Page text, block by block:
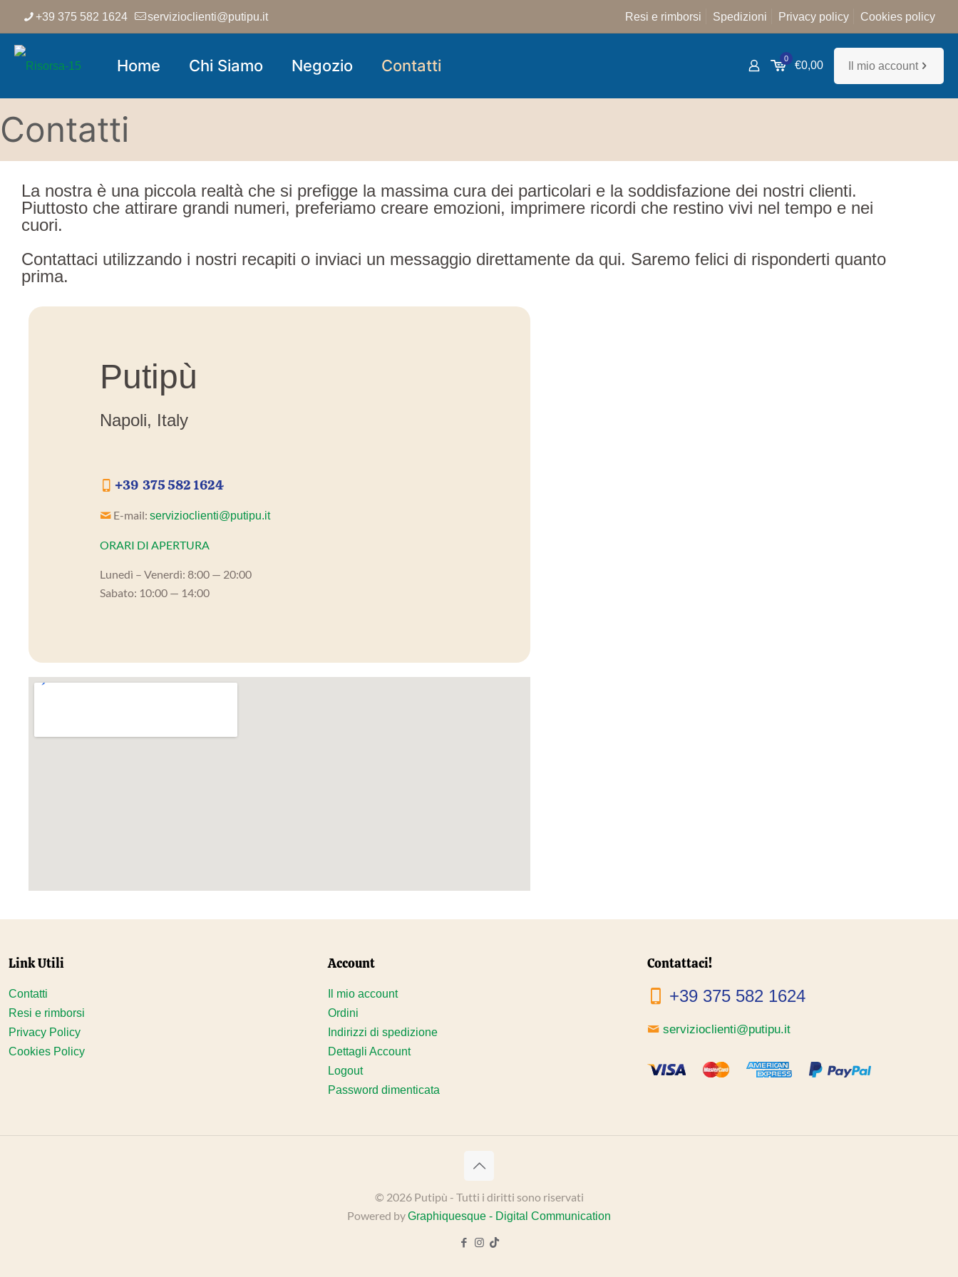
+39 375 582 1624 servizioclienti@putipu.it Resi e rimborsi Spedizioni Privacy policy Cookies policy
Home Chi Siamo Negozio Contatti 0
€0,00 Il mio account
Contatti
La nostra è una piccola realtà che si prefigge la massima cura dei particolari e la soddisfazione dei nostri clienti.
Piuttosto che attirare grandi numeri, preferiamo creare emozioni, imprimere ricordi che restino vivi nel tempo e nei
cuori.
Contattaci utilizzando i nostri recapiti o inviaci un messaggio direttamente da qui. Saremo felici di risponderti quanto
prima.
Putipù
Napoli, Italy
+39 375 582 1624
E-mail: servizioclienti@putipu.it
ORARI DI APERTURA
Lunedì – Venerdì: 8:00 — 20:00
Sabato: 10:00 — 14:00
Link Utili
Contatti
Resi e rimborsi
Privacy Policy
Cookies Policy
Account
Il mio account
Ordini
Indirizzi di spedizione
Dettagli Account
Logout
Password dimenticata
Contattaci!
+39 375 582 1624
servizioclienti@putipu.it
© 2026 Putipù - Tutti i diritti sono riservati
Powered byGraphiquesque - Digital Communication